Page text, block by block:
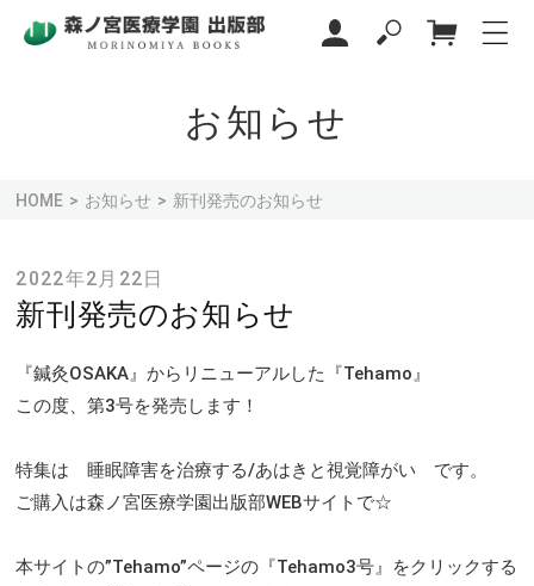
ンツに
進む
グ
イ
ー
お知らせ
HOME お知らせ 新刊発売のお知らせ
2022年2月22日
新刊発売のお知らせ
『鍼灸OSAKA』からリニューアルした『Tehamo』
この度、第3号を発売します！
特集は 睡眠障害を治療する/あはきと視覚障がい です。
ご購入は森ノ宮医療学園出版部WEBサイトで☆
本サイトの”Tehamo”ページの 『Tehamo3号』 をクリックする